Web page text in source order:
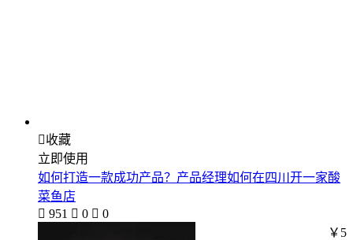
收藏
立即使用
如何打造一款成功产品？产品经理如何在四川开一家酸
菜鱼店
 951  0  0
￥5